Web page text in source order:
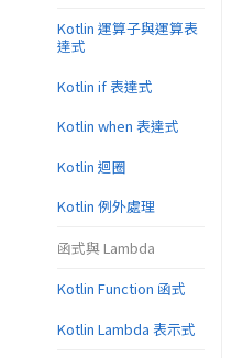
Kotlin 運算子與運算表
達式
Kotlin if 表達式
Kotlin when 表達式
Kotlin 迴圈
Kotlin 例外處理
函式與 Lambda
Kotlin Function 函式
Kotlin Lambda 表示式